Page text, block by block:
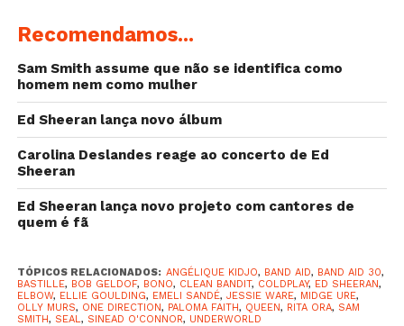
Recomendamos...
Sam Smith assume que não se identifica como
homem nem como mulher
Ed Sheeran lança novo álbum
Carolina Deslandes reage ao concerto de Ed
Sheeran
Ed Sheeran lança novo projeto com cantores de
quem é fã
TÓPICOS RELACIONADOS: ANGÉLIQUE KIDJO, BAND AID, BAND AID 30,
BASTILLE, BOB GELDOF, BONO, CLEAN BANDIT, COLDPLAY, ED SHEERAN,
ELBOW, ELLIE GOULDING, EMELI SANDÉ, JESSIE WARE, MIDGE URE,
OLLY MURS, ONE DIRECTION, PALOMA FAITH, QUEEN, RITA ORA, SAM
SMITH, SEAL, SINEAD O'CONNOR, UNDERWORLD